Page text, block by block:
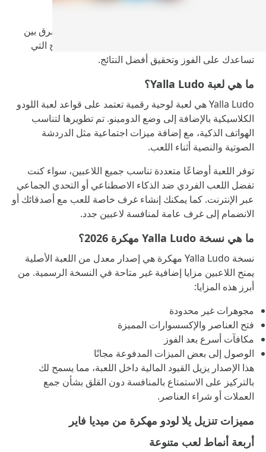
النسخة المهكرة تمنحك حرية أكبر داخل اللعبة.
في هذا المقال ستتعرف على مميزات yalla ludo، الفرق بين
النسخة الأصلية والمهكرة، طريقة اللعب، وأهم النصائح التي
تساعدك على الفوز وتحقيق أفضل النتائج.
ما هي لعبة Yalla Ludo؟
Yalla Ludo هي لعبة لوحية رقمية تعتمد على قواعد لعبة اللودو
الكلاسيكية بالإضافة إلى وضع الدومينو. تم تطويرها لتناسب
الهواتف الذكية، مع إضافة ميزات اجتماعية مثل الدردشة
الصوتية والنصية أثناء اللعب.
توفر اللعبة أوضاعًا متعددة تناسب جميع اللاعبين، سواء كنت
تفضل اللعب الفردي ضد الذكاء الاصطناعي أو التحدي الجماعي
عبر الإنترنت. كما يمكنك إنشاء غرف خاصة للعب مع أصدقائك أو
الانضمام إلى غرف عامة لمنافسة لاعبين جدد.
ما هي نسخة Yalla Ludo مهكرة 2026؟
نسخة Yalla Ludo مهكرة هي إصدار معدل من اللعبة الأصلية
يمنح اللاعبين مزايا إضافية غير متاحة في النسخة الرسمية. من
أبرز هذه المزايا:
مجوهرات غير محدودة
فتح العناصر والإكسسوارات المميزة
مكافآت أسرع بعد الفوز
الوصول إلى بعض الميزات المدفوعة مجانًا
هذا الإصدار يزيل القيود المالية داخل اللعبة، مما يسمح لك
بالتركيز على الاستمتاع بالمنافسة دون القلق بشأن جمع
العملات أو شراء العناصر.
مميزات تنزيل يلا لودو مهكرة من ميديا فاير
أربعة أنماط لعب متنوعة